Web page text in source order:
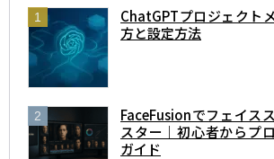
ChatGPTプロジェクト
方と設定方法
FaceFusionでフェイス
スター｜初心者からプ
ガイド